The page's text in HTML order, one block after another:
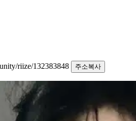
riize/132383848
주소복사